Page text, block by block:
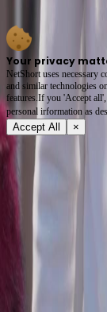
Your privacy
NetShort uses necessary
and similar technologies
features.If you 'Accept
personal irformation as
Accept All ×